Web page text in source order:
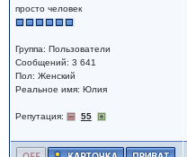
просто человек
Группа: Пользователи
Сообщений: 3 641
Пол: Женский
Реальное имя: Юлия
Репутация: 55